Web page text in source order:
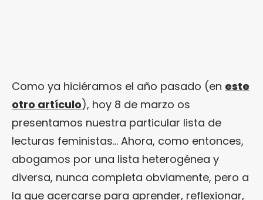
Como ya hiciéramos el año pasado (en este
otro artículo), hoy 8 de marzo os
presentamos nuestra particular lista de
lecturas feministas… Ahora, como entonces,
abogamos por una lista heterogénea y
diversa, nunca completa obviamente, pero a
la que acercarse para aprender, reflexionar,